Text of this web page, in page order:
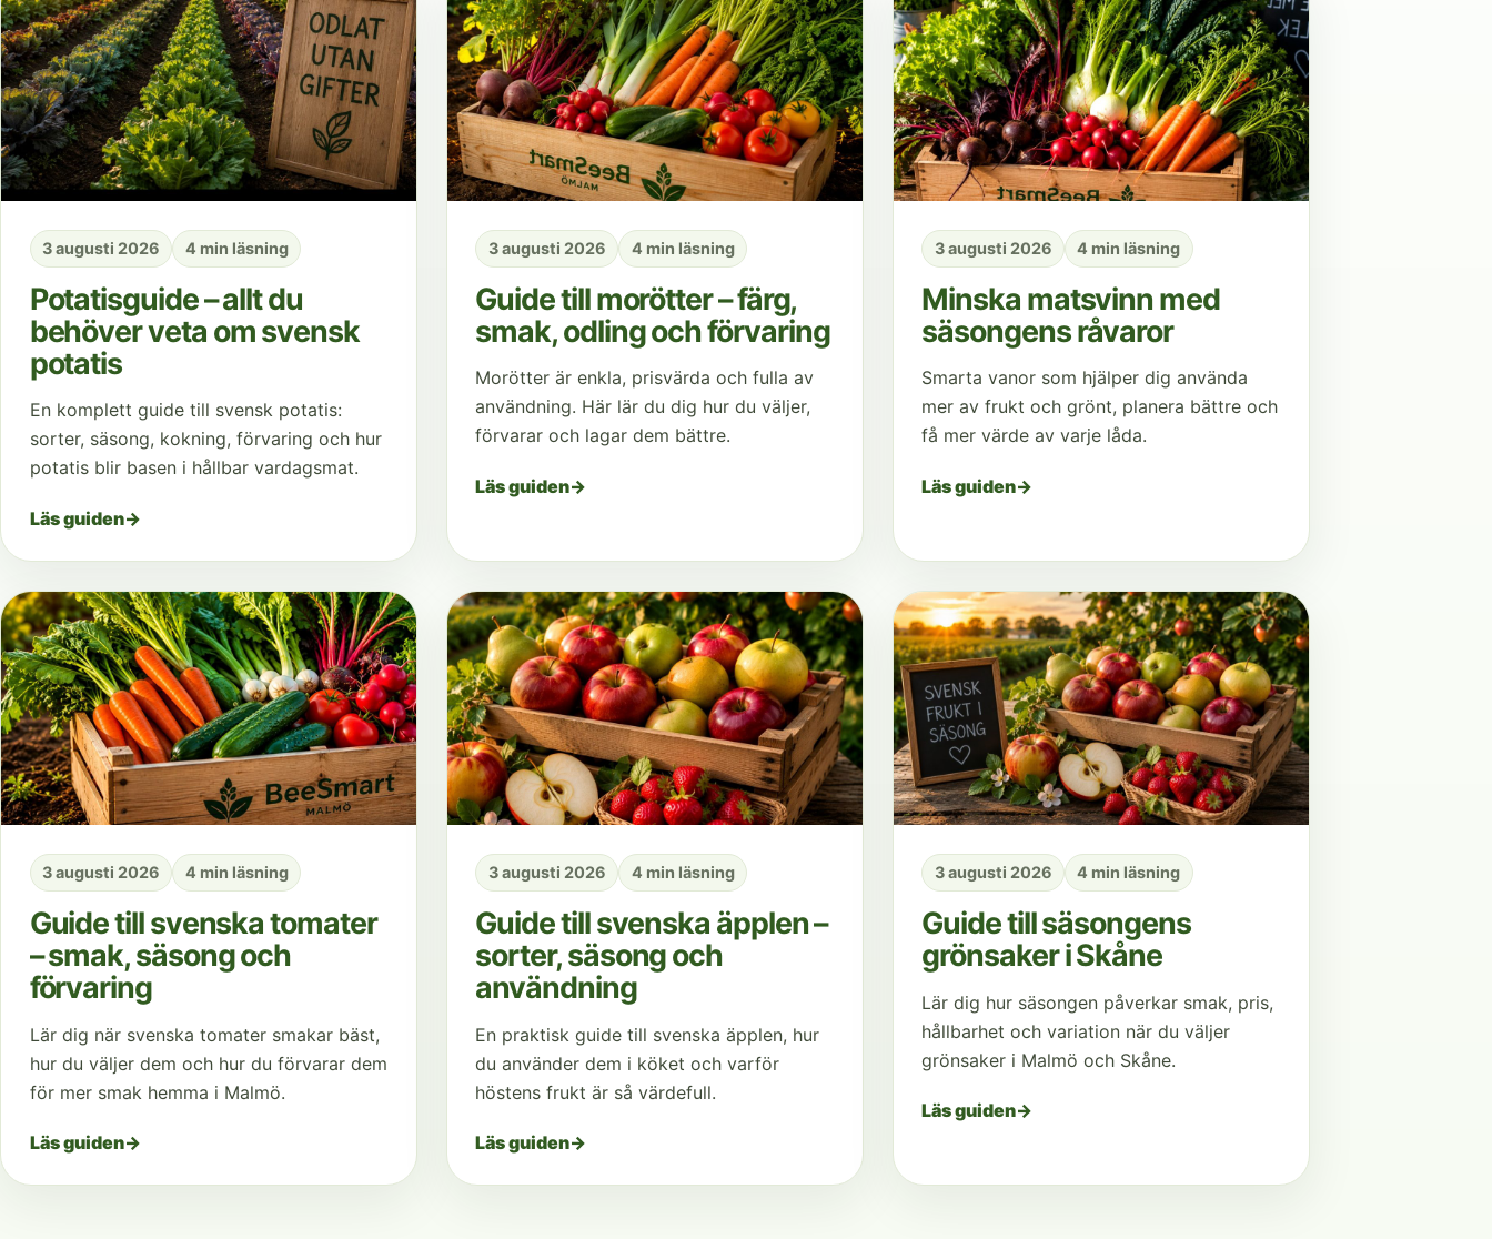
3 augusti 2026 4 min läsning
Potatisguide – allt du
behöver veta om svensk
potatis
En komplett guide till svensk potatis:
sorter, säsong, kokning, förvaring och hur
potatis blir basen i hållbar vardagsmat.
Läs guiden→
3 augusti 2026 4 min läsning
Guide till morötter – färg,
smak, odling och förvaring
Morötter är enkla, prisvärda och fulla av
användning. Här lär du dig hur du väljer,
förvarar och lagar dem bättre.
Läs guiden→
3 augusti 2026 4 min läsning
Minska matsvinn med
säsongens råvaror
Smarta vanor som hjälper dig använda
mer av frukt och grönt, planera bättre och
få mer värde av varje låda.
Läs guiden→
3 augusti 2026 4 min läsning
Guide till svenska tomater
– smak, säsong och
förvaring
Lär dig när svenska tomater smakar bäst,
hur du väljer dem och hur du förvarar dem
för mer smak hemma i Malmö.
Läs guiden→
3 augusti 2026 4 min läsning
Guide till svenska äpplen –
sorter, säsong och
användning
En praktisk guide till svenska äpplen, hur
du använder dem i köket och varför
höstens frukt är så värdefull.
Läs guiden→
3 augusti 2026 4 min läsning
Guide till säsongens
grönsaker i Skåne
Lär dig hur säsongen påverkar smak, pris,
hållbarhet och variation när du väljer
grönsaker i Malmö och Skåne.
Läs guiden→